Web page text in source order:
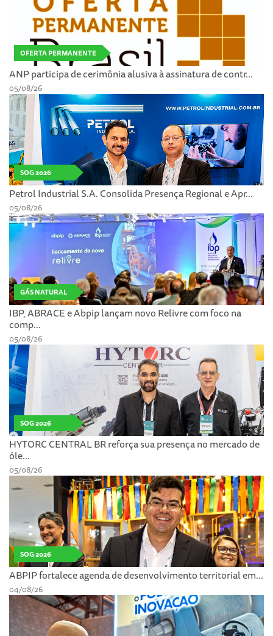
OFERTA PERMANENTE
ANP participa de cerimônia alusiva à assinatura de contr...
05/08/26
SOG 2026
Petrol Industrial S.A. Consolida Presença Regional e Apr...
05/08/26
GÁS NATURAL
IBP, ABRACE e Abpip lançam novo Relivre com foco na
comp...
05/08/26
SOG 2026
HYTORC CENTRAL BR reforça sua presença no mercado de
óle...
05/08/26
SOG 2026
ABPIP fortalece agenda de desenvolvimento territorial em...
04/08/26